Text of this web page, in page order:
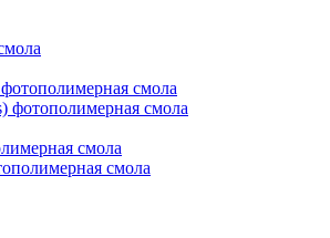
смола
фотополимерная смола
смола
смола